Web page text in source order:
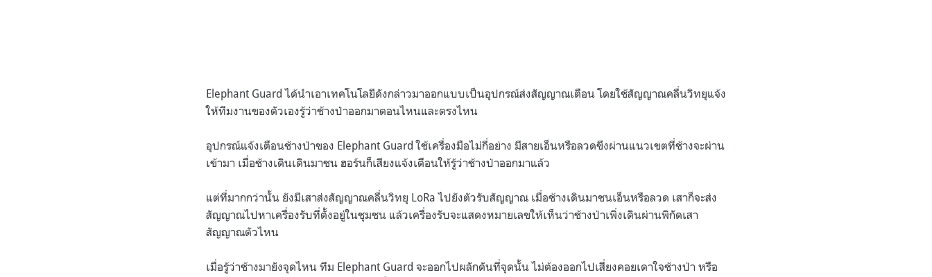
Elephant Guard ได้นำเอาเทคโนโลยีดังกล่าวมาออกแบบเป็นอุปกรณ์ส่งสัญญาณเตือน โดยใช้สัญญาณคลื่นวิทยุแจ้ง
ให้ทีมงานของตัวเองรู้ว่าช้างป่าออกมาตอนไหนและตรงไหน
อุปกรณ์แจ้งเตือนช้างป่าของ Elephant Guard ใช้เครื่องมือไม่กี่อย่าง มีสายเอ็นหรือลวดขึงผ่านแนวเขตที่ช้างจะผ่าน
เข้ามา เมื่อช้างเดินเดินมาชน ฮอร์นก็เสียงแจ้งเตือนให้รู้ว่าช้างป่าออกมาแล้ว
แต่ที่มากกว่านั้น ยังมีเสาส่งสัญญาณคลื่นวิทยุ LoRa ไปยังตัวรับสัญญาณ เมื่อช้างเดินมาชนเอ็นหรือลวด เสาก็จะส่ง
สัญญาณไปหาเครื่องรับที่ตั้งอยู่ในชุมชน แล้วเครื่องรับจะแสดงหมายเลขให้เห็นว่าช้างป่าเพิ่งเดินผ่านพิกัดเสา
สัญญาณตัวไหน
เมื่อรู้ว่าช้างมายังจุดไหน ทีม Elephant Guard จะออกไปผลักดันที่จุดนั้น ไม่ต้องออกไปเสี่ยงคอยเดาใจช้างป่า หรือ